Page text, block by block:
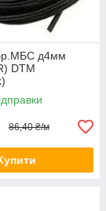
д4мм
DTM
86,40 ₴/м